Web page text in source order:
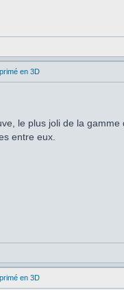
en 3D
le plus joli de la gamme
entre eux.
en 3D